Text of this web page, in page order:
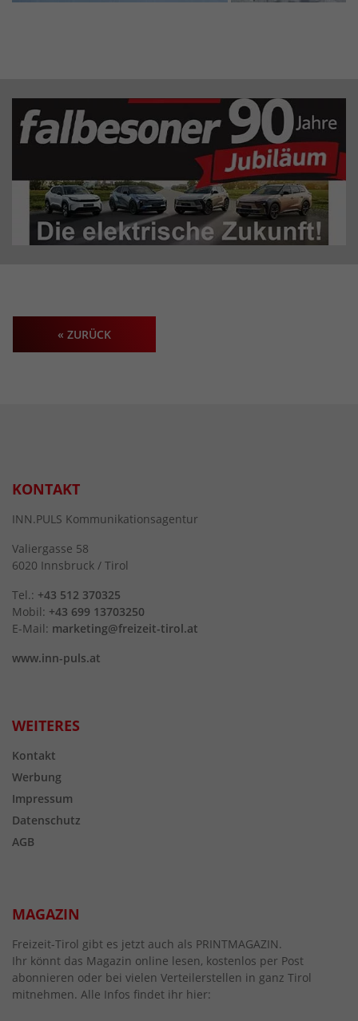
« ZURÜCK
KONTAKT
INN.PULS Kommunikationsagentur
Valiergasse 58
6020 Innsbruck / Tirol
Tel.: +43 512 370325
Mobil: +43 699 13703250
E-Mail: marketing@freizeit-tirol.at
www.inn-puls.at
WEITERES
Kontakt
Werbung
Impressum
Datenschutz
AGB
MAGAZIN
Freizeit-Tirol gibt es jetzt auch als PRINTMAGAZIN.
Ihr könnt das Magazin online lesen, kostenlos per Post
abonnieren oder bei vielen Verteilerstellen in ganz Tirol
mitnehmen. Alle Infos findet ihr hier: